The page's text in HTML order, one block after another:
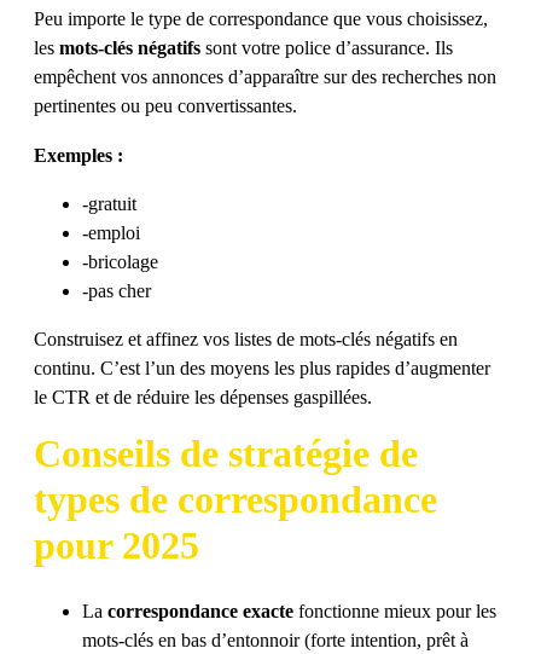
Peu importe le type de correspondance que vous choisissez,
les mots-clés négatifs sont votre police d’assurance. Ils
empêchent vos annonces d’apparaître sur des recherches non
pertinentes ou peu convertissantes.
Exemples :
-gratuit
-emploi
-bricolage
-pas cher
Construisez et affinez vos listes de mots-clés négatifs en
continu. C’est l’un des moyens les plus rapides d’augmenter
le CTR et de réduire les dépenses gaspillées.
Conseils de stratégie de
types de correspondance
pour 2025
La correspondance exacte fonctionne mieux pour les
mots-clés en bas d’entonnoir (forte intention, prêt à